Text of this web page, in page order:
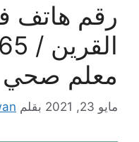
رقم هاتف
معلم
مايو 23, 2021 بقلم